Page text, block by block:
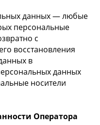
данных — любые
персональные
с
восстановления
в
данных
носители
Оператора